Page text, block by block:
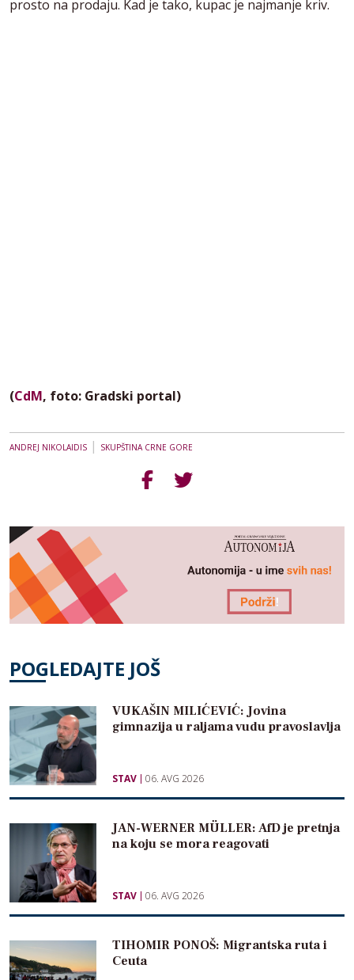
prosto na prodaju. Kad je tako, kupac je najmanje kriv.
(CdM, foto: Gradski portal)
ANDREJ NIKOLAIDIS | SKUPŠTINA CRNE GORE
POGLEDAJTE JOŠ
VUKAŠIN MILIĆEVIĆ: Jovina
gimnazija u raljama vudu pravoslavlja
STAV 06. AVG 2026
JAN-WERNER MÜLLER: AfD je pretnja
na koju se mora reagovati
STAV 06. AVG 2026
TIHOMIR PONOŠ: Migrantska ruta i
Ceuta